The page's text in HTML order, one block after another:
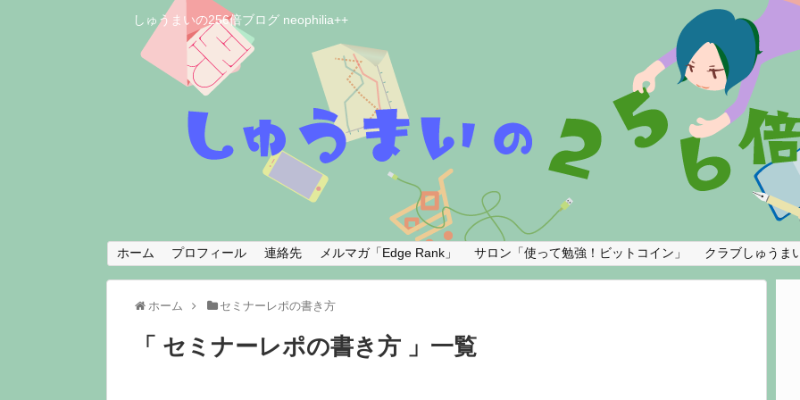
しゅうまいの256倍ブログ neophilia++
ホーム プロフィール 連絡先 メルマガ「Edge Rank」 サロン「使って勉強！ビットコイン」 クラブしゅうま
ホーム セミナーレポの書き方
セミナーレポの書き方 一覧